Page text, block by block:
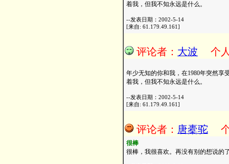
着我，但我不知永远是什么。
--发表日期：2002-5-14
[来自: 61.179.49.161]
评论者： 大波 个
年少无知的你和我，在1980年突然享
着我，但我不知永远是什么。
--发表日期：2002-5-14
[来自: 61.179.49.161]
评论者： 唐橐驼
很棒
很棒，我很喜欢。再没有别的想说的